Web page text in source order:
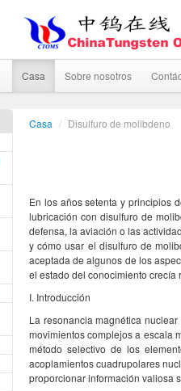
Casa Sobre nosotros
Casa / Disulfuro de molibdeno
En los años setenta y principios
lubricación con disulfuro de
defensa, la aviación o las
y cómo usar el disulfuro de
aceptada de algunos de los
el estado del conocimiento crecía
I. Introducción
La resonancia magnética
movimientos complejos a escala
método selectivo de los
acoplamientos cuadrupolares
proporcionar información valiosa